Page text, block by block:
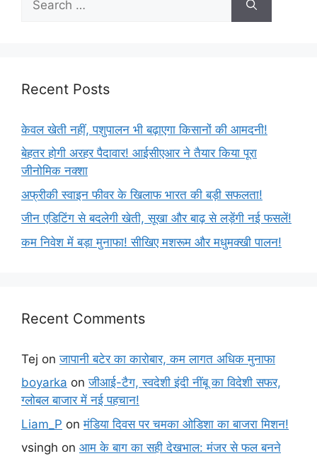
Recent Posts
केवल खेती नहीं, पशुपालन भी बढ़ाएगा किसानों की आमदनी!
बेहतर होगी अरहर पैदावार! आईसीएआर ने तैयार किया पूरा
जीनोमिक नक्शा
अफ्रीकी स्वाइन फीवर के खिलाफ भारत की बड़ी सफलता!
जीन एडिटिंग से बदलेगी खेती, सूखा और बाढ़ से लड़ेंगी नई फसलें!
कम निवेश में बड़ा मुनाफा! सीखिए मशरूम और मधुमक्खी पालन!
Recent Comments
Tej onजापानी बटेर का कारोबार, कम लागत अधिक मुनाफा
boyarka onजीआई-टैग, स्वदेशी इंदी नींबू का विदेशी सफर,
ग्लोबल बाजार में नई पहचान!
Liam_P onमंडिया दिवस पर चमका ओडिशा का बाजरा मिशन!
vsingh on आम के बाग का सही देखभाल: मंजर से फल बनने